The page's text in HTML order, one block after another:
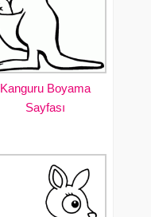
Kanguru Boyama
Sayfası